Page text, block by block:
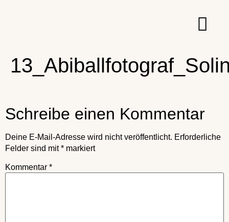
Schreibe einen Kommentar
Deine E-Mail-Adresse wird nicht veröffentlicht. Erforderliche
Felder sind mit* markiert
Kommentar *